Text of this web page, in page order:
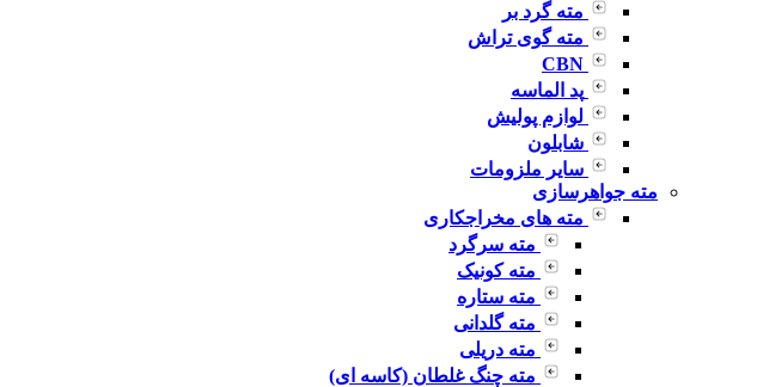
مته گرد بر
مته گوی تراش
CBN
پد الماسه
لوازم پولیش
شابلون
سایر ملزومات
مته جواهرسازی
مته های مخراجکاری
مته سرگرد
مته کونیک
مته ستاره
مته گلدانی
مته دریلی
مته چنگ غلطان (کاسه ای)